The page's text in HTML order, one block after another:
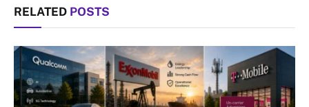
RELATED POSTS